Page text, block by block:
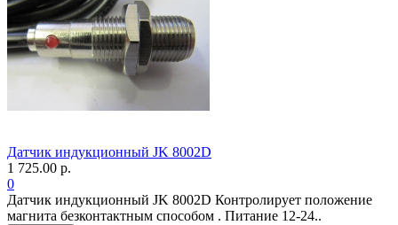
Датчик индукционный JK 8002D
1 725.00 р.
0
Датчик индукционный JK 8002D Контролирует положение
магнита безконтактным способом . Питание 12-24..